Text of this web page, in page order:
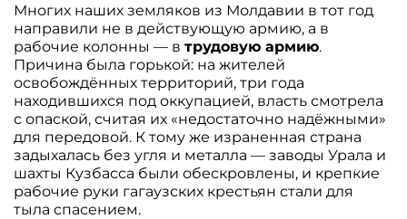
Многих наших земляков из Молдавии в тот год
направили не в действующую армию, а в
рабочие колонны — втрудовую армию.
Причина была горькой: на жителей
освобождённых территорий, три года
находившихся под оккупацией, власть смотрела
с опаской, считая их «недостаточно надёжными»
для передовой. К тому же израненная страна
задыхалась без угля и металла — заводы Урала и
шахты Кузбасса были обескровлены, и крепкие
рабочие руки гагаузских крестьян стали для
тыла спасением.